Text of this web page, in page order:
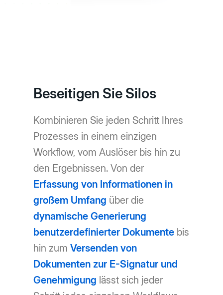
Beseitigen Sie Silos
Kombinieren Sie jeden Schritt Ihres
Prozesses in einem einzigen
Workflow, vom Auslöser bis hin zu
den Ergebnissen. Von der
Erfassung von Informationen in
großem Umfang über die
dynamische Generierung
benutzerdefinierter Dokumente bis
hin zumVersenden von
Dokumenten zur E-Signatur und
Genehmigung lässt sich jeder